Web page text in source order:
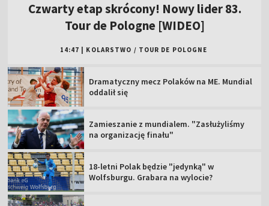
Czwarty etap skrócony! Nowy lider 83.
Tour de Pologne [WIDEO]
14:47 KOLARSTWO / TOUR DE POLOGNE
Dramatyczny mecz Polaków na ME. Mundial
oddalił się
Zamieszanie z mundialem. "Zasłużyliśmy
na organizację finału"
18-letni Polak będzie "jedynką" w
Wolfsburgu. Grabara na wylocie?